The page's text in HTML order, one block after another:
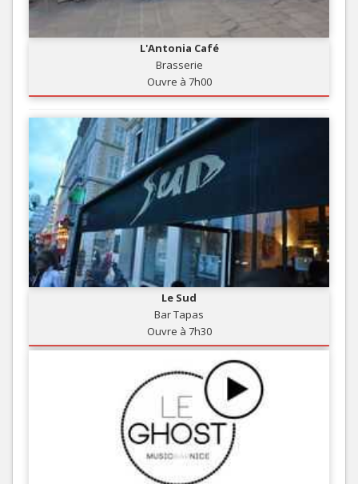
L'Antonia Café
Brasserie
Ouvre à 7h00
Le Sud
Bar Tapas
Ouvre à 7h30